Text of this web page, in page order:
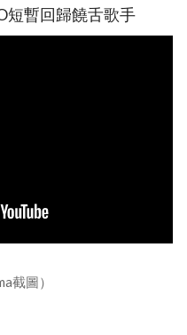
短暫回歸饒舌歌手
截圖）